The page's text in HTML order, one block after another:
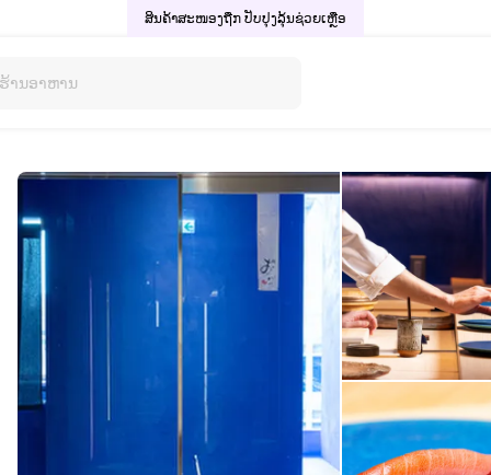
ສິນຄ້າສະໜອງຖືກ ປັບປຸງລຸ້ນຊ່ວຍເຫຼືອ